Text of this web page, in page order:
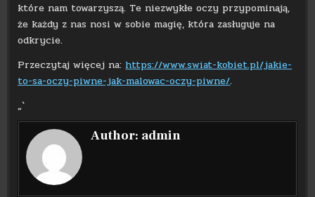
które nam towarzyszą. Te niezwykłe oczy przypominają,
że każdy z nas nosi w sobie magię, która zasługuje na
odkrycie.
Przeczytaj więcej na: https://www.swiat-kobiet.pl/jakie-
to-sa-oczy-piwne-jak-malowac-oczy-piwne/.
„`
Author: admin